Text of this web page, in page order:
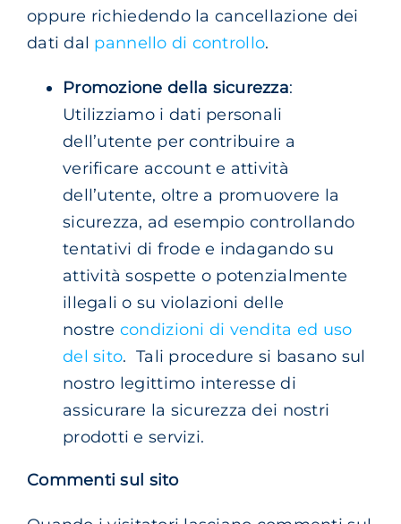
oppure richiedendo la cancellazione dei
dati dal pannello di controllo.
Promozione della sicurezza:
Utilizziamo i dati personali
dell’utente per contribuire a
verificare account e attività
dell’utente, oltre a promuovere la
sicurezza, ad esempio controllando
tentativi di frode e indagando su
attività sospette o potenzialmente
illegali o su violazioni delle
nostre condizioni di vendita ed uso
del sito. Tali procedure si basano sul
nostro legittimo interesse di
assicurare la sicurezza dei nostri
prodotti e servizi.
Commenti sul sito